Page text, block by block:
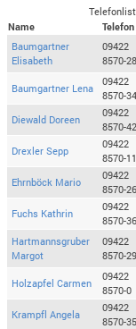
Name
Telefon
Baumgartner
Elisabeth
09422
8570-28
Baumgartner Lena
09422
8570-34
Diewald Doreen
09422
8570-42
Drexler Sepp
09422
8570-11
Ehrnböck Mario
09422
8570-26
Fuchs Kathrin
09422
8570-36
Hartmannsgruber
Margot
09422
8570-29
Holzapfel Carmen
09422
8570-0
Krampfl Angela
09422
8570-35